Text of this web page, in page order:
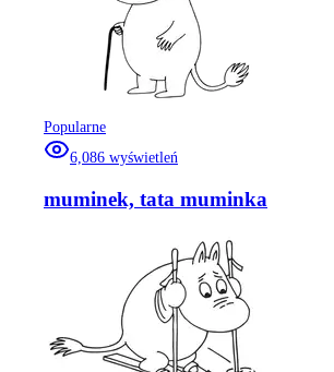
Popularne
6,086 wyświetleń
muminek, tata muminka